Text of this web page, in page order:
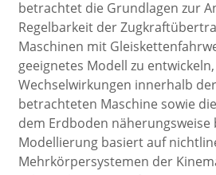
betrachtet die Grundlagen zur
Regelbarkeit der
Maschinen mit
geeignetes Modell zu
Wechselwirkungen innerhalb
betrachteten Maschine sowie
dem Erdboden näherungsweise
Modellierung basiert auf
Mehrkörpersystemen der